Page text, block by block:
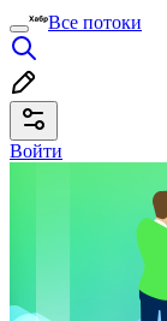
Все потоки
Войти